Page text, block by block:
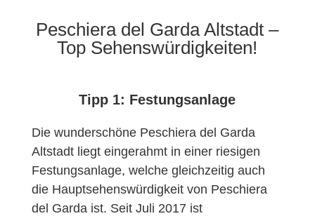
Peschiera del Garda Altstadt –
Top Sehenswürdigkeiten!
Tipp 1: Festungsanlage
Die wunderschöne Peschiera del Garda
Altstadt liegt eingerahmt in einer riesigen
Festungsanlage, welche gleichzeitig auch
die Hauptsehenswürdigkeit von Peschiera
del Garda ist. Seit Juli 2017 ist